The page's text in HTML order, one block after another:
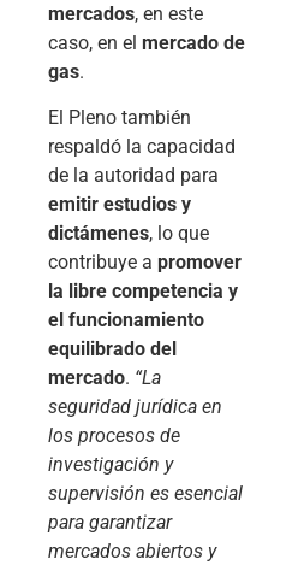
mercados, en este
caso, en el mercado de
gas.
El Pleno también
respaldó la capacidad
de la autoridad para
emitir estudios y
dictámenes, lo que
contribuye a promover
la libre competencia y
el funcionamiento
equilibrado del
mercado. “La
seguridad jurídica en
los procesos de
investigación y
supervisión es esencial
para garantizar
mercados abiertos y